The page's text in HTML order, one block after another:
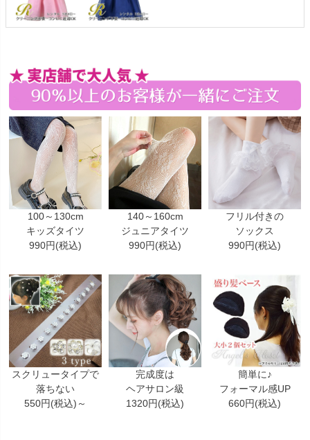
100～130cm
キッズタイツ
990円(税込)
140～160cm
ジュニアタイツ
990円(税込)
フリル付きの
ソックス
990円(税込)
スクリュータイプで
落ちない
550円(税込)～
完成度は
ヘアサロン級
1320円(税込)
簡単に♪
フォーマル感UP
660円(税込)